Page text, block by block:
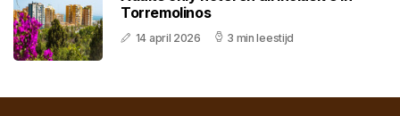
Torremolinos
14 april 2026 3 min leestijd